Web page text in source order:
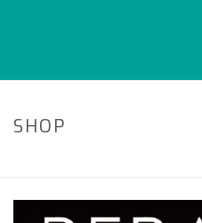
SHOP